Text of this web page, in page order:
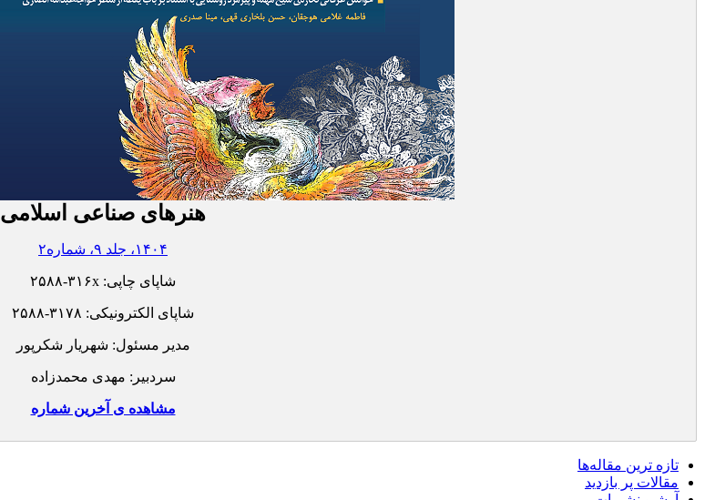
هنرهای صناعی اسلامی
۱۴۰۴، جلد ۹، شماره۲
شاپای چاپی: ۲۵۸۸-۳۱۶x
شاپای الکترونیکی: ۲۵۸۸-۳۱۷۸
مدیر مسئول: شهریار شکرپور
سردبیر: مهدی محمدزاده
مشاهده ی آخرین شماره
تازه ‌ترین مقاله‌ها
مقالات پر بازدید